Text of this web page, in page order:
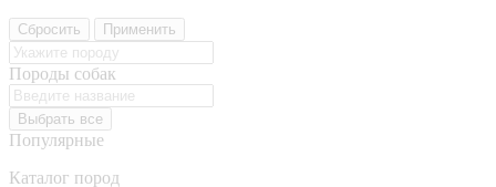
Сбросить Применить
Породы собак
Выбрать все
Популярные
Каталог пород